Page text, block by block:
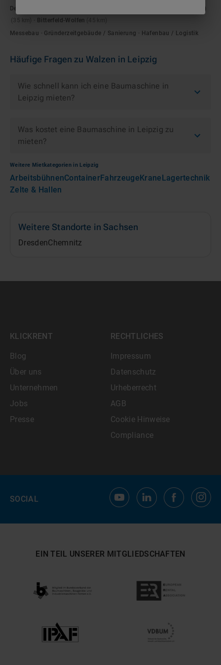
Delitzsch
Halle (Saale)
· Bitterfeld-Wolfen
Messebau · Gründerzeitgebäude / Sanierung · Hafenbau / Logistik
Häufige Fragen zu Walzen in Leipzig
Wie schnell kann ich eine Baumaschine in
Leipzig mieten?
Was kostet eine Baumaschine in Leipzig zu
mieten?
Weitere Mietkategorien in Leipzig
ArbeitsbühnenContainerFahrzeugeKraneLagertechnik
Zelte & Hallen
Weitere Standorte in Sachsen
DresdenChemnitz
KLICKRENT
Blog
Über uns
Unternehmen
Jobs
Presse
RECHTLICHES
Impressum
Datenschutz
Urheberrecht
AGB
Cookie Hinweise
Compliance
SOCIAL
EIN TEIL UNSERER MITGLIEDSCHAFTEN